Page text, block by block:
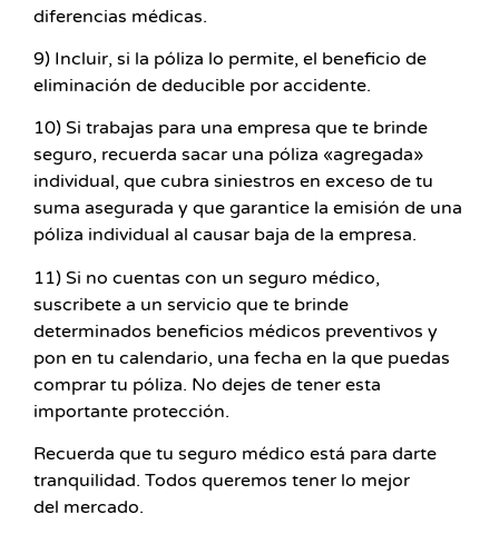
diferencias médicas.
9) Incluir, si la póliza lo permite, el beneficio de
eliminación de deducible por accidente.
10) Si trabajas para una empresa que te brinde
seguro, recuerda sacar una póliza «agregada»
individual, que cubra siniestros en exceso de tu
suma asegurada y que garantice la emisión de una
póliza individual al causar baja de la empresa.
11) Si no cuentas con un seguro médico,
suscribete a un servicio que te brinde
determinados beneficios médicos preventivos y
pon en tu calendario, una fecha en la que puedas
comprar tu póliza. No dejes de tener esta
importante protección.
Recuerda que tu seguro médico está para darte
tranquilidad. Todos queremos tener lo mejor
del mercado.